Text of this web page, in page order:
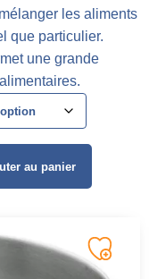
les aliments
que particulier.
une grande
au panier